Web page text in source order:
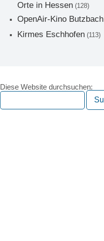
Orte in Hessen (128)
OpenAir-Kino Butzbach
Kirmes Eschhofen (113)
Diese Website durchsuchen: